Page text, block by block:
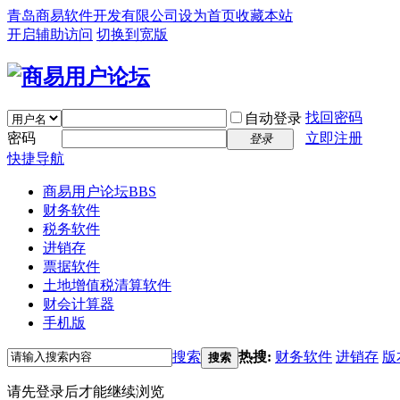
青岛商易软件开发有限公司 设为首页收藏本站
开启辅助访问 切换到宽版
自动登录 找回密码
密码
登录
立即注册
快捷导航
商易用户论坛BBS
财务软件
税务软件
进销存
票据软件
土地增值税清算软件
财会计算器
手机版
搜索 搜索 热搜: 财务软件 进销存 版
请先登录后才能继续浏览